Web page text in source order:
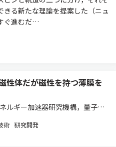
る新たな理論を提案した（ニュ
ぐ進むだ…
性体だが磁性を持つ薄膜を
ルギー加速器研究機構，量子科
SOLEIL放射光施設は，クロム
Cr2Se3に着目し，分子線エピ
術 研究開発